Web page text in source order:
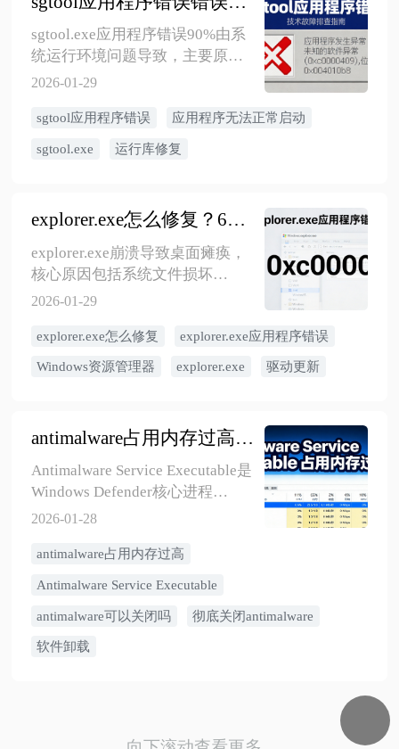
金舟Uninstaller卸载工具管理启动
项。推荐通过软件设置关闭，最
干净无残留。关闭启动项不影响
sgtool.exe应用程序错误90%由系
统运行环境问题导致，主要原因
包括运行库缺失或损坏（70%）、
件异常或权限不足（10%）。4种
修复方法：使用金舟DirectX·DLL
（70%）、使用SFC修复系统文件
（60%）。预防措施包括使用完整
版操作系统、定期检查运行库完
断并选择对应方案，10分钟内可
2026-01-29
sgtool应用程序错误 应用程序无法正常启动
sgtool.exe 运行库修复
explorer.exe怎么修复？6种权威方法彻底解决桌面崩溃问题（附2026最新版）
explorer.exe崩溃导致桌面瘫痪，
核心原因包括系统文件损坏
（35%）、第三方软件冲突
（20%）、注册表异常（12%）和
硬件故障（5%）。6种修复方法：
动检测工具（88%）、卸载冲突第
三方软件（80%）、修复注册表
（75%）、硬件检测与修复
护可降低80%崩溃概率。
2026-01-29
explorer.exe怎么修复 explorer.exe应用程序错误
Windows资源管理器 explorer.exe 驱动更新
antimalware占用内存过高怎么办？Antimalware Service Executable2026最新详解
Antimalware Service Executable是
Windows Defender核心进程
（msmpeng.exe），占用过高源于
计划任务冲突、硬件配置不足
等。6种解决方案：添加排除项阻
30-50%占用）、调整计划扫描错
峰执行、优化实时保护设置、限
2026-01-28
antimalware占用内存过高
Antimalware Service Executable
antimalware可以关闭吗 彻底关闭antimalware
软件卸载